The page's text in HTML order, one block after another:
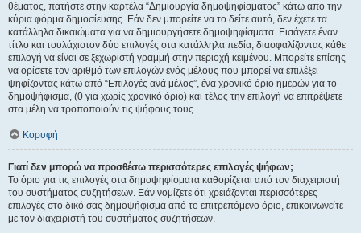
θέματος, πατήστε στην καρτέλα “Δημιουργία δημοψηφίσματος” κάτω από την
κύρια φόρμα δημοσίευσης. Εάν δεν μπορείτε να το δείτε αυτό, δεν έχετε τα
κατάλληλα δικαιώματα για να δημιουργήσετε δημοψηφίσματα. Εισάγετε έναν
τίτλο και τουλάχιστον δύο επιλογές στα κατάλληλα πεδία, διασφαλίζοντας κάθε
επιλογή να είναι σε ξεχωριστή γραμμή στην περιοχή κειμένου. Μπορείτε επίσης
να ορίσετε τον αριθμό των επιλογών ενός μέλους που μπορεί να επιλέξει
ψηφίζοντας κάτω από “Επιλογές ανά μέλος”, ένα χρονικό όριο ημερών για το
δημοψήφισμα, (0 για χωρίς χρονικό όριο) και τέλος την επιλογή να επιτρέψετε
στα μέλη να τροποποιούν τις ψήφους τους.
Κορυφή
Γιατί δεν μπορώ να προσθέσω περισσότερες επιλογές ψήφων;
Το όριο για τις επιλογές στα δημοψηφίσματα καθορίζεται από τον διαχειριστή
του συστήματος συζητήσεων. Εάν νομίζετε ότι χρειάζονται περισσότερες
επιλογές στο δικό σας δημοψήφισμα από το επιτρεπόμενο όριο, επικοινωνείτε
με τον διαχειριστή του συστήματος συζητήσεων.